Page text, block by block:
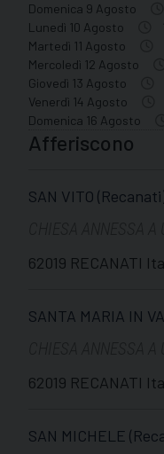
Domenica 9 Agosto
Lunedì 10 Agosto
Martedì 11 Agosto
Mercoledì 12 Agosto
Giovedì 13 Agosto
Venerdì 14 Agosto
Domenica 16 Agosto
Afferiscono
SAN VITO
62019 RECANATI
SANTA MARIA IN
62019 RECANATI
SAN MICHELE